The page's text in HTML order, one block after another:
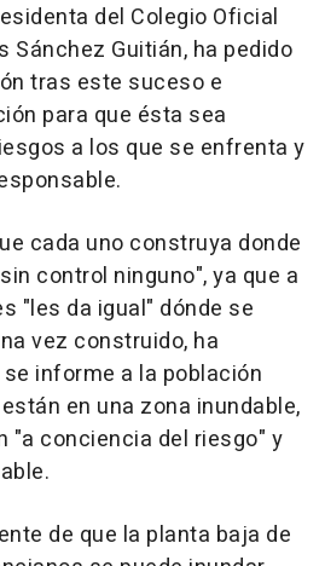
del Colegio Oficial
Sánchez Guitián, ha pedido
tras este suceso e
para que ésta sea
a los que se enfrenta y
cada uno construya donde
control ninguno", ya que a
"les da igual" dónde se
vez construido, ha
informe a la población
en una zona inundable,
"a conciencia del riesgo" y
de que la planta baja de